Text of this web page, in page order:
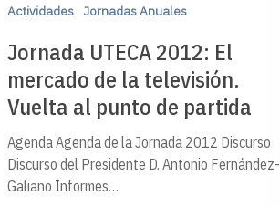
Actividades Jornadas Anuales
Jornada UTECA 2012: El
mercado de la televisión.
Vuelta al punto de partida
Agenda Agenda de la Jornada 2012 Discurso
Discurso del Presidente D. Antonio Fernández-
Galiano Informes…